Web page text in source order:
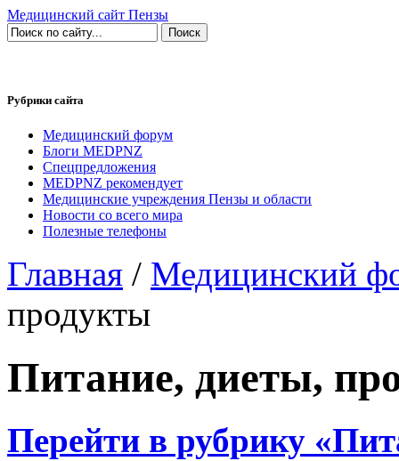
Медицинский сайт Пензы
Рубрики сайта
Медицинский форум
Блоги MEDPNZ
Спецпредложения
MEDPNZ рекомендует
Медицинские учреждения Пензы и области
Новости со всего мира
Полезные телефоны
Главная / Медицинский
продукты
Питание, диеты,
Перейти в рубрику